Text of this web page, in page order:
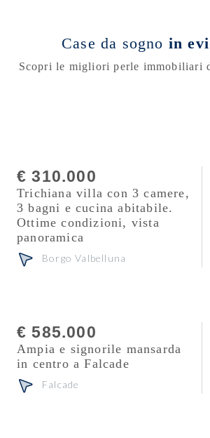
Case da sogno in
Scopri le migliori perle immobiliari
€ 310.000
Trichiana villa con 3 camere,
3 bagni e cucina abitabile.
Ottime condizioni, vista
panoramica
Borgo Valbelluna
Consulente
€ 585.000
Ampia e signorile mansarda
in centro a Falcade
Falcade
Consulente